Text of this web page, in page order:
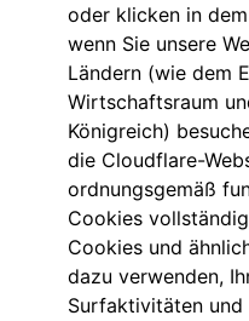
oder klicken in
wenn Sie unsere
Ländern (wie dem
Wirtschaftsraum
Königreich)
die Cloudflare-
ordnungsgemäß
Cookies
Cookies und
dazu verwenden,
Surfaktivitäten und